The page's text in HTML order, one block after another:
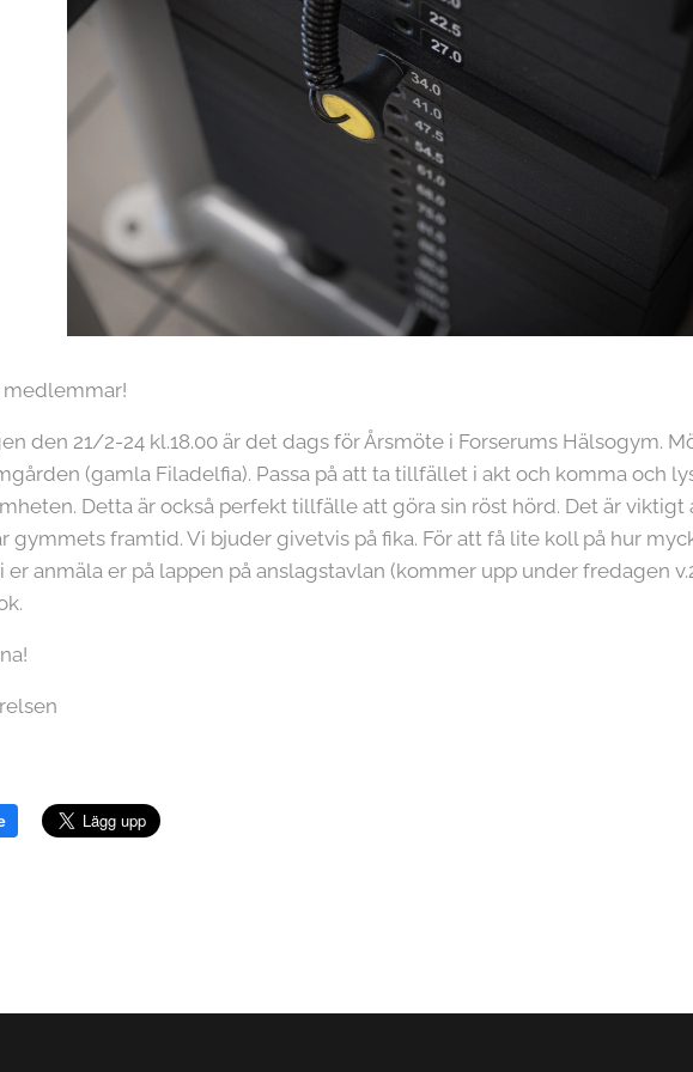
medlemmar!
den 21/2-24 kl.18.00 är det dags för Årsmöte i Forserums Hälsogym.
(gamla Filadelfia). Passa på att ta tillfället i akt och komma och
Detta är också perfekt tillfälle att göra sin röst hörd. Det är viktigt
gymmets framtid. Vi bjuder givetvis på fika. För att få lite koll på hur
er anmäla er på lappen på anslagstavlan (kommer upp under fredagen